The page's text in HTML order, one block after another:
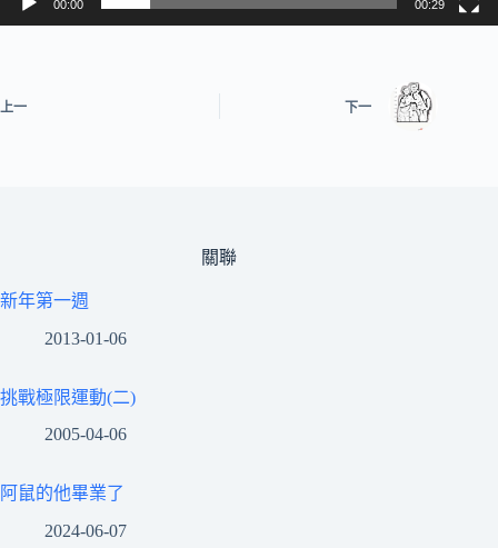
00:00 00:29
上一 下一
關聯
新年第一週
2013-01-06
挑戰極限運動(二)
2005-04-06
阿鼠的他畢業了
2024-06-07